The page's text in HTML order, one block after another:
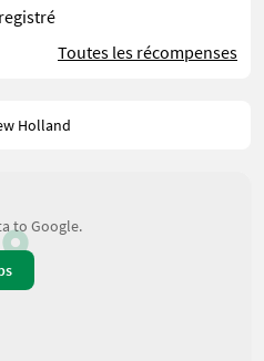
Toutes les récompenses
Holland
to Google.